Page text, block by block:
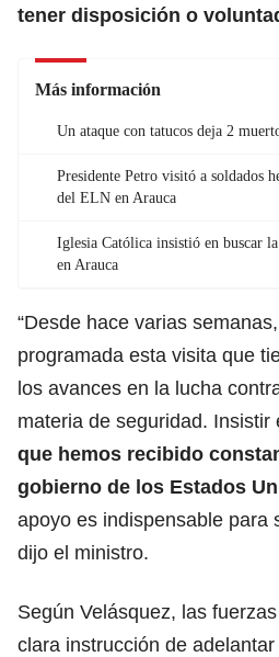
tener disposición o
Más información
Un ataque con tatucos deja 2
Presidente Petro visitó a soldados
del ELN en Arauca
Iglesia Católica insistió en buscar
en Arauca
“Desde hace varias
programada esta visita que
los avances en la lucha
materia de seguridad. Insistir
que hemos recibido
gobierno de los Estados
apoyo es indispensable para
dijo el ministro.
Según Velásquez, las
clara instrucción de